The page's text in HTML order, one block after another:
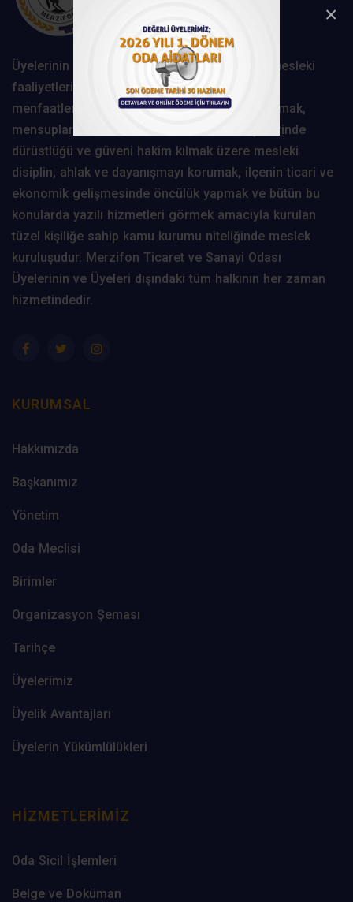
×
Üyelerinin müşterek ihtiyaçlarını karşılamak, mesleki
faaliyetlerini kolaylaştırmak, mesleğin genel
menfaatlerine uygun olarak gelişmesini sağlamak,
mensuplarının birbirleri ve halk ile olan ilişkilerinde
dürüstlüğü ve güveni hakim kılmak üzere mesleki
disiplin, ahlak ve dayanışmayı korumak, ilçenin ticari ve
ekonomik gelişmesinde öncülük yapmak ve bütün bu
konularda yazılı hizmetleri görmek amacıyla kurulan
tüzel kişiliğe sahip kamu kurumu niteliğinde meslek
kuruluşudur. Merzifon Ticaret ve Sanayi Odası
Üyelerinin ve Üyeleri dışındaki tüm halkının her zaman
hizmetindedir.
KURUMSAL
Hakkımızda
Başkanımız
Yönetim
Oda Meclisi
Birimler
Organizasyon Şeması
Tarihçe
Üyelerimiz
Üyelik Avantajları
Üyelerin Yükümlülükleri
HIZMETLERIMIZ
Oda Sicil İşlemleri
Belge ve Doküman